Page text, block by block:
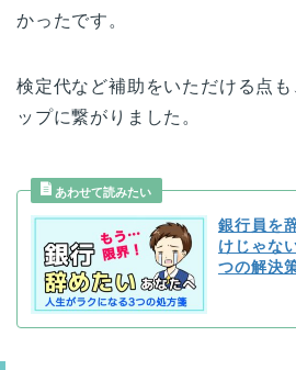
かったです。
検定代など補助をいただける点
ップに繋がりました。
銀行員を
けじゃな
つの解決